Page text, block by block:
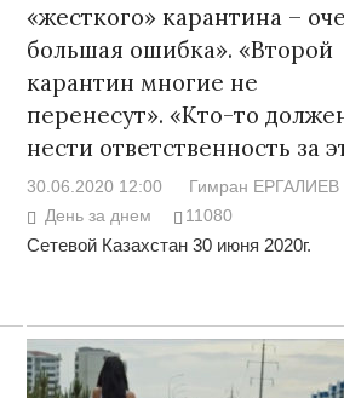
«жесткого» карантина –
большая ошибка». «Второй
карантин многие не
перенесут». «Кто-то
нести ответственность за
30.06.2020 12:00
Гимран ЕРГАЛИЕВ
День за днем
11080
Сетевой Казахстан 30 июня 2020г.